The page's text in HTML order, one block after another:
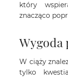
który
znacząco
Wygoda
W ciąży
tylko